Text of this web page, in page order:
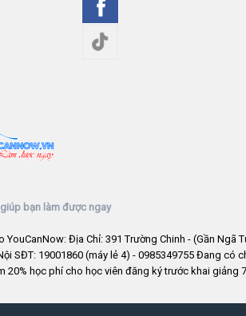
bạn làm được ngay
YouCanNow: Địa Chỉ: 391 Trường Chinh - (Gần Ngã
SĐT: 19001860 (máy lẻ 4) - 0985349755 Đang có
20% học phí cho học viên đăng ký trước khai giảng